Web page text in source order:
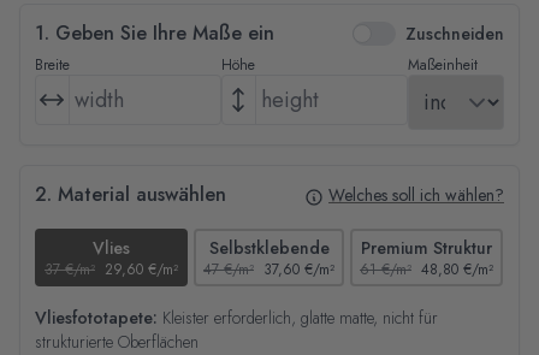
1. Geben Sie Ihre Maße ein Zuschneiden
Breite Höhe Maßeinheit
2. Material auswählen Welches soll ich wählen?
Vlies
37 €/m² 29,60 €/m²
Selbstklebende
47 €/m² 37,60 €/m²
Premium Struktur
61 €/m² 48,80 €/m²
Vliesfototapete: Kleister erforderlich, glatte matte, nicht für
strukturierte Oberflächen